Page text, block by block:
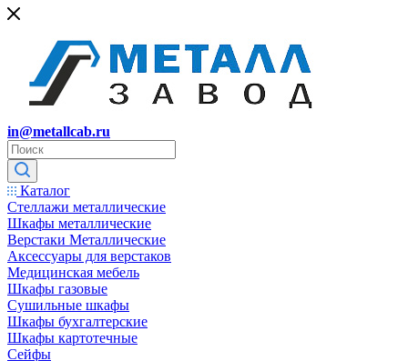
in@metallcab.ru
Каталог
Стеллажи металлические
Шкафы металлические
Верстаки Металлические
Аксессуары для верстаков
Медицинская мебель
Шкафы газовые
Сушильные шкафы
Шкафы бухгалтерские
Шкафы картотечные
Сейфы